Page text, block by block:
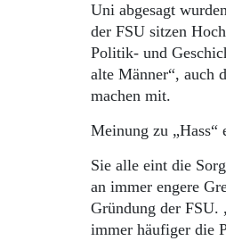
Uni abgesagt
der FSU sitzen
Politik- und
alte Männer“, auch
machen mit.
Meinung zu „Hass“
Sie alle eint die
an immer engere
Gründung der FSU.
immer häufiger die